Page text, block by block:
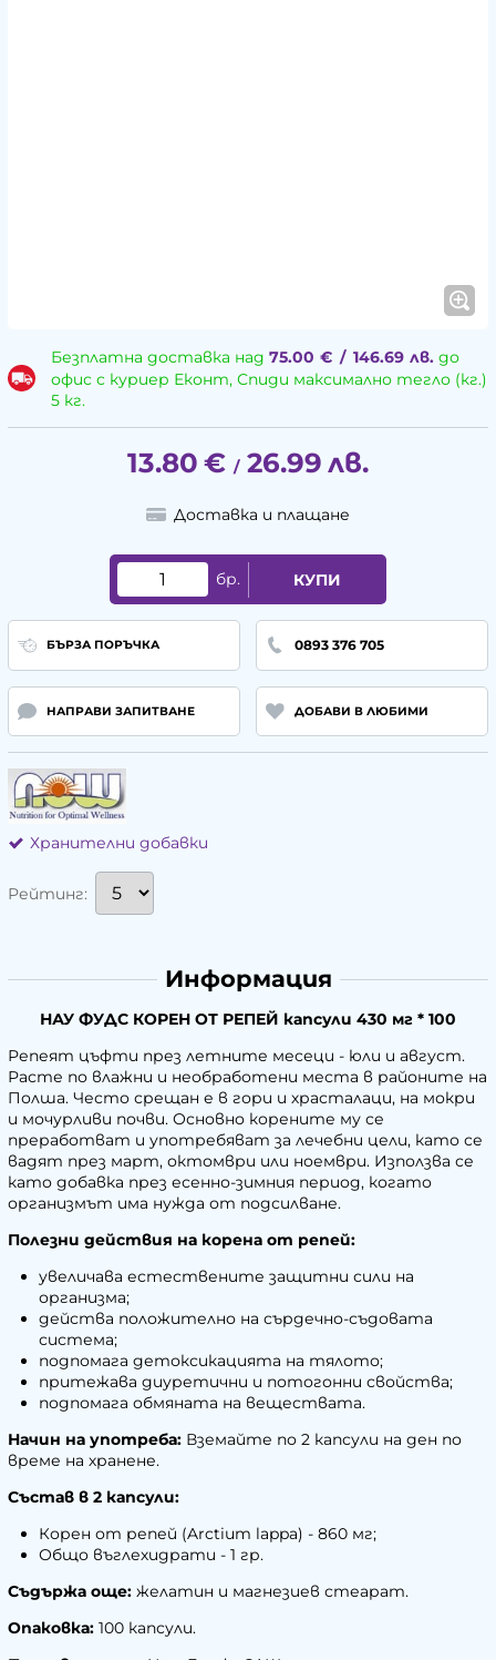
Безплатна доставка над 75.00 € / 146.69 лв.до
офис с куриер Еконт, Спиди максимално тегло (кг.)
5 кг.
13.80 € / 26.99 лв.
Доставка и плащане
бр. КУПИ
БЪРЗА ПОРЪЧКА 0893 376 705
НАПРАВИ ЗАПИТВАНЕ ДОБАВИ В ЛЮБИМИ
Хранителни добавки
Рейтинг:
Информация
НАУ ФУДС КОРЕН ОТ РЕПЕЙ капсули 430 мг * 100
Репеят цъфти през летните месеци - юли и август.
Расте по влажни и необработени места в районите на
Полша. Често срещан е в гори и храсталаци, на мокри
и мочурливи почви. Основно корените му се
преработват и употребяват за лечебни цели, като се
вадят през март, октомври или ноември. Използва се
като добавка през есенно-зимния период, когато
организмът има нужда от подсилване.
Полезни действия на корена от репей:
увеличава естествените защитни сили на
организма;
действа положително на сърдечно-съдовата
система;
подпомага детоксикацията на тялото;
притежава диуретични и потогонни свойства;
подпомага обмяната на веществата.
Начин на употреба: Вземайте по 2 капсули на ден по
време на хранене.
Състав в 2 капсули:
Корен от репей (Arctium lappa) - 860 мг;
Общо въглехидрати - 1 гр.
Съдържа още: желатин и магнезиев стеарат.
Опаковка: 100 капсули.